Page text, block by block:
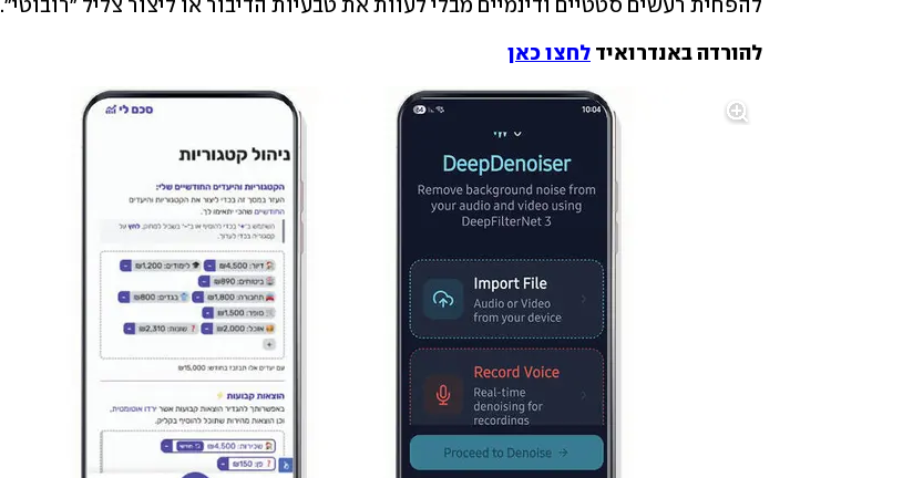
להפחית רעשים סטטיים ודינמיים מבלי לעוות את טבעיות הדיבור או ליצור צליל "רובוטי".
להורדה באנדרואיד לחצו כאן